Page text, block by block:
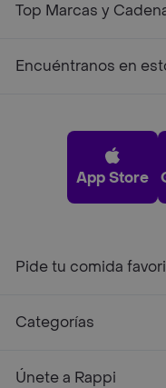
Top Marcas y
Encuéntranos en
App Store
Pide tu comida
Categorías
Únete a Rappi